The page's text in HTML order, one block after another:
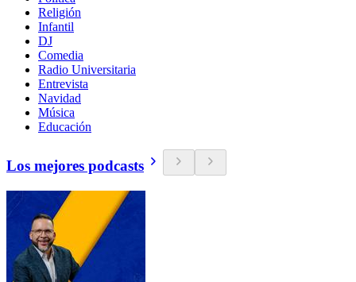
Religión
Infantil
DJ
Comedia
Radio Universitaria
Entrevista
Navidad
Música
Educación
Los mejores podcasts